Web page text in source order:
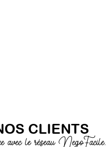
CLIENTS
avec le réseau NegoFacile.